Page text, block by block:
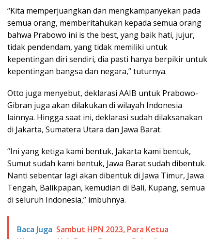
“Kita memperjuangkan dan mengkampanyekan pada
semua orang, memberitahukan kepada semua orang
bahwa Prabowo ini is the best, yang baik hati, jujur,
tidak pendendam, yang tidak memiliki untuk
kepentingan diri sendiri, dia pasti hanya berpikir untuk
kepentingan bangsa dan negara,” tuturnya.
Otto juga menyebut, deklarasi AAIB untuk Prabowo-
Gibran juga akan dilakukan di wilayah Indonesia
lainnya. Hingga saat ini, deklarasi sudah dilaksanakan
di Jakarta, Sumatera Utara dan Jawa Barat.
“Ini yang ketiga kami bentuk, Jakarta kami bentuk,
Sumut sudah kami bentuk, Jawa Barat sudah dibentuk.
Nanti sebentar lagi akan dibentuk di Jawa Timur, Jawa
Tengah, Balikpapan, kemudian di Bali, Kupang, semua
di seluruh Indonesia,” imbuhnya.
Baca Juga Sambut HPN 2023, Para Ketua